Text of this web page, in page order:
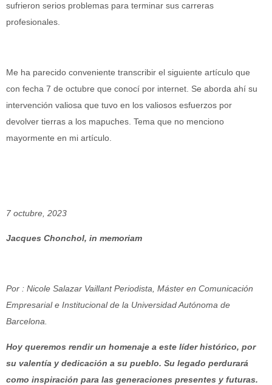
sufrieron serios problemas para terminar sus carreras
profesionales.
Me ha parecido conveniente transcribir el siguiente artículo que
con fecha 7 de octubre que conocí por internet. Se aborda ahí su
intervención valiosa que tuvo en los valiosos esfuerzos por
devolver tierras a los mapuches. Tema que no menciono
mayormente en mi artículo.
7 octubre, 2023
Jacques Chonchol, in memoriam
Por : Nicole Salazar Vaillant Periodista, Máster en Comunicación
Empresarial e Institucional de la Universidad Autónoma de
Barcelona.
Hoy queremos rendir un homenaje a este líder histórico, por
su valentía y dedicación a su pueblo. Su legado perdurará
como inspiración para las generaciones presentes y futuras.